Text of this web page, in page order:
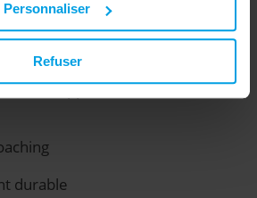
Personnaliser
Refusersur un seul site
développement et en
durable